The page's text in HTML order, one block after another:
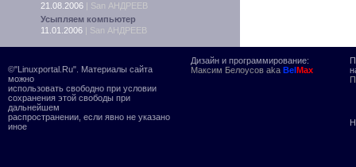
21.08.2006 | San АНДРЕЕВ
Усыпляем компьютер
11.01.2006 | San АНДРЕЕВ
©"Linuxportal.Ru". Материалы сайта
можно
использовать свободно при условии
сохранения этой свободы при
дальнейшем
распространении, если явно не указано
иное
Дизайн и программирование:
Максим Белоусов aka BelMax